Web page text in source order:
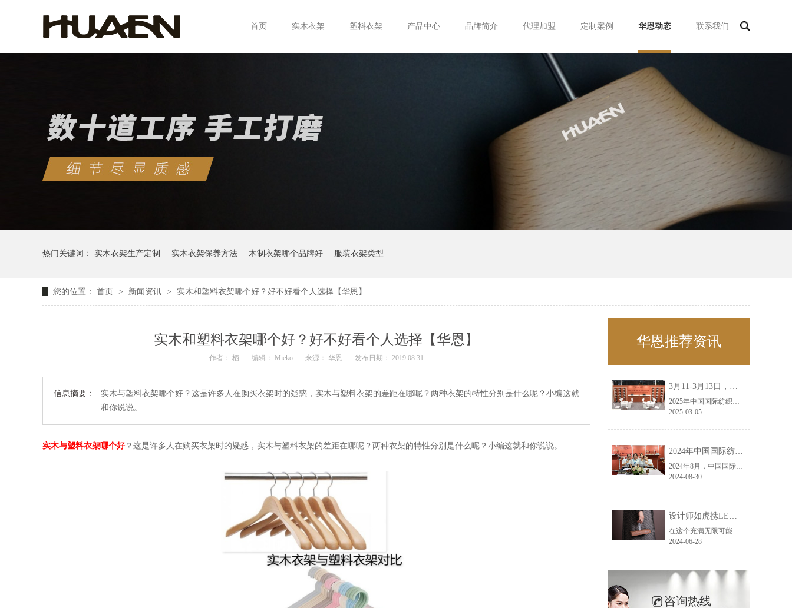
首页 实木衣架 塑料衣架 产品中心 品牌简介 代理加盟 定制案例 华恩动态 联系我们
热门关键词： 实木衣架生产定制 实木衣架保养方法 木制衣架哪个品牌好 服装衣架类型
您的位置： 首页 > 新闻资讯 > 实木和塑料衣架哪个好？好不好看个人选择【华恩】
实木和塑料衣架哪个好？好不好看个人选择【华恩】
作者： 栖 编辑： Mieko 来源： 华恩 发布日期： 2019.08.31
信息摘要：
实木与塑料衣架哪个好？这是许多人在购买衣架时的疑惑，实木与塑料衣架的差距在哪呢？两种衣架的特性分别是什么呢？小编这就
和你说说。
实木与塑料衣架哪个好？这是许多人在购买衣架时的疑惑，实木与塑料衣架的差距在哪呢？两种衣架的特性分别是什么呢？小编这就和你说说。
华恩推荐资讯
3月11-3月13日，华恩诚邀您共赴上海面辅料春夏展——华恩
2025年中国国际纺织面料及辅料（春夏）博览会即将盛大开启！感谢您对华恩品牌的关注！3.11-3.13，杭州华恩（LEMONLEE）诚邀您共赴这场春日的宴会！
2025-03-05
2024年中国国际纺织面料及辅料（秋冬）博览会完美收官！——华恩
2024年8月，中国国际纺织面料及辅料（秋冬）博览会完美收官！作为一家拥有30年历史的专业衣架制造商，我们非常荣幸能够参与这一盛会，并在此期间与众多客户进行了广泛而深入的交流。
2024-08-30
设计师如虎携LEMONLEE红雪松礼盒荣获第六届未来·已来香港新锐当代设计奖铜奖
在这个充满无限可能的2024年夏季，LEMONLEE品牌设计师如虎以其非凡的创意与对自然的深刻理解，精心打造的红雪松木球礼盒，在“2024未来·已来——第六届香港新锐当代设计奖”中摘得铜奖。这不仅是对设计师如虎原创设计能力的嘉奖，更是对LEMONLEE品牌的高度认可。
2024-06-28
咨询热线